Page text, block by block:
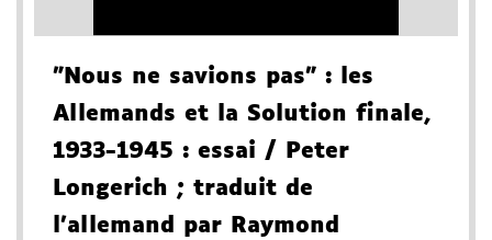
"Nous ne savions pas" : les
Allemands et la Solution finale,
1933-1945 : essai / Peter
Longerich ; traduit de
l'allemand par Raymond